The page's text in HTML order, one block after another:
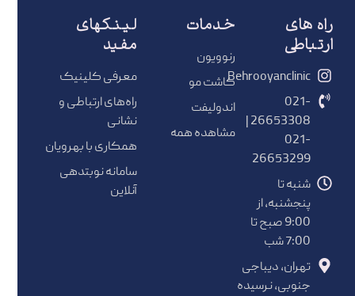
راه های
ارتباطی
Behrooyanclinic
021-
021-
26653299
شنبه تا
پنجشنبه، از
9:00 صبح تا
7:00 شب
تهران، دیباجی
جنوبی، نرسیده
خدمات
رنوویون
کاشت مو
اندولیفت
مشاهده همه
لینکهای
مفید
معرفی کلینیک
راه‌های ارتباطی و
نشانی
همکاری با بهرویان
سامانه نوبتدهی
آنلاین